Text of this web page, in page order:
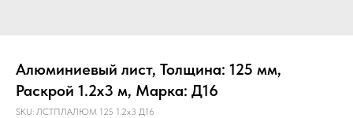
Алюминиевый лист, Толщина: 125 мм,
Раскрой 1.2х3 м, Марка: Д16
SKU: ЛСТПЛАЛЮМ 125 1.2х3 Д16